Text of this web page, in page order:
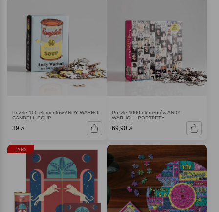
Puzzle 100 elementów ANDY WARHOL
CAMBELL SOUP
39 zł
Puzzle 1000 elementów ANDY
WARHOL - PORTRETY
69,90 zł
-20%